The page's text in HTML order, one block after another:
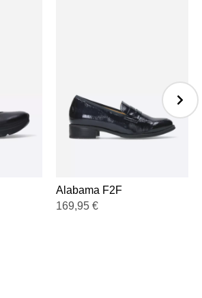
Alabama F2F
169,95 €